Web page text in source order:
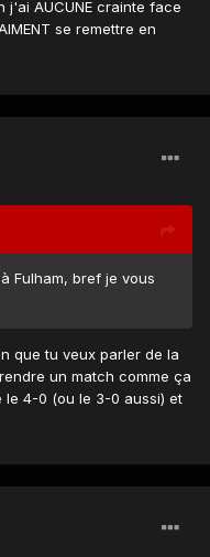
j'ai AUCUNE crainte face
se remettre en
Fulham, bref je vous
que tu veux parler de la
un match comme ça
le 4-0 (ou le 3-0 aussi) et